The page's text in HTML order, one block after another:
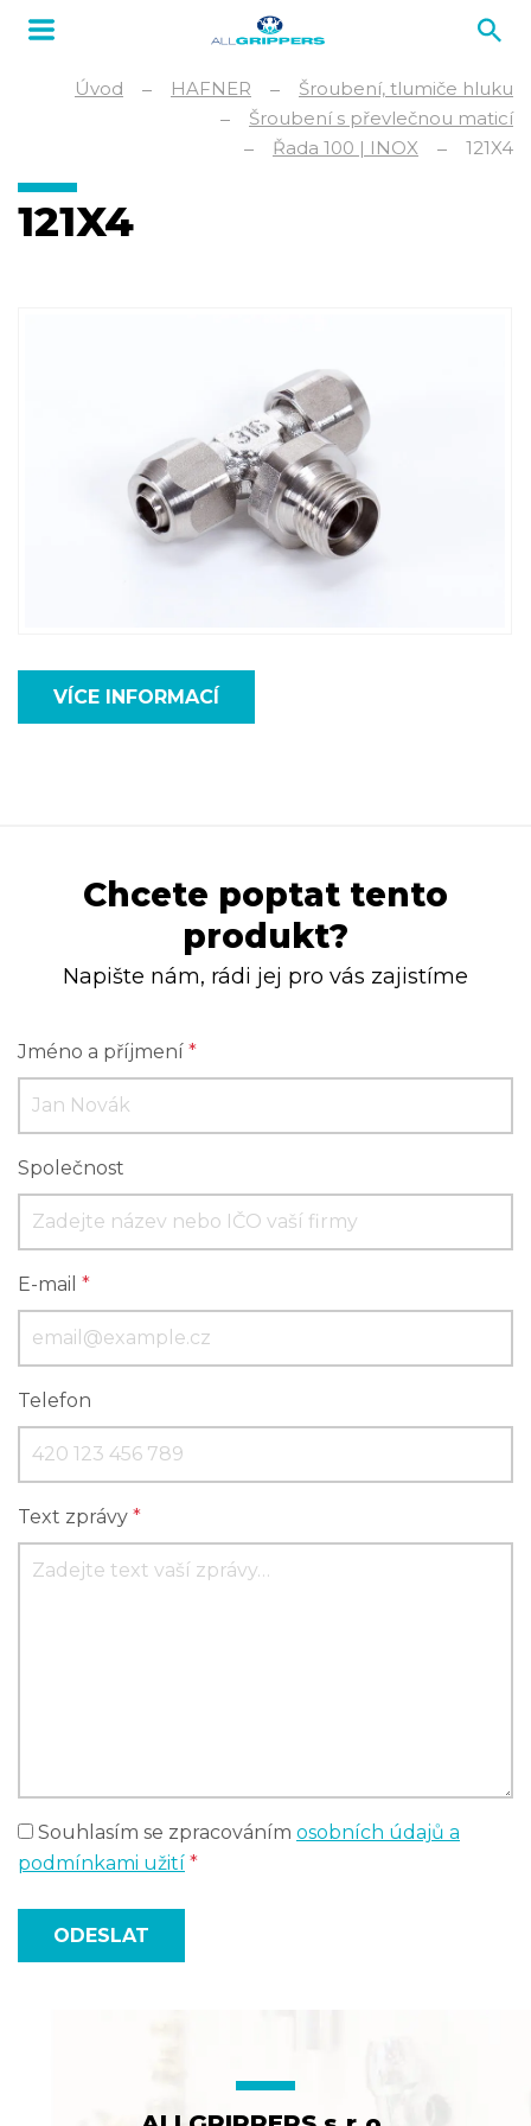
Úvod HAFNER
Šroubení, tlumiče hluku
Šroubení s převlečnou maticí
Řada 100 | INOX
121X4
121X4
VÍCE INFORMACÍ
Chcete poptat tento
produkt?
Napište nám, rádi jej pro vás zajistíme
Jméno a příjmení *
Společnost
E-mail *
Telefon
Text zprávy *
Souhlasím se zpracováním osobních údajů a
podmínkami užití *
ODESLAT